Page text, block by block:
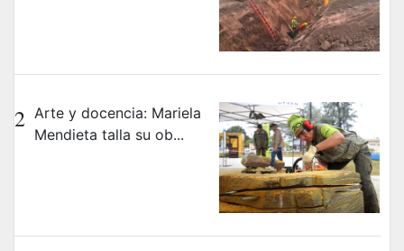
2 Arte y docencia: Mariela
Mendieta talla su ob...